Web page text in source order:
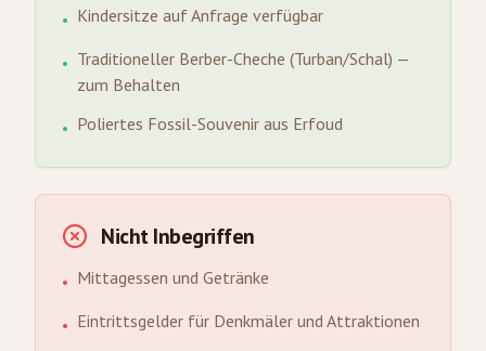
• Kindersitze auf Anfrage verfügbar
• Traditioneller Berber-Cheche (Turban/Schal) —
zum Behalten
• Poliertes Fossil-Souvenir aus Erfoud
Nicht Inbegriffen
• Mittagessen und Getränke
• Eintrittsgelder für Denkmäler und Attraktionen